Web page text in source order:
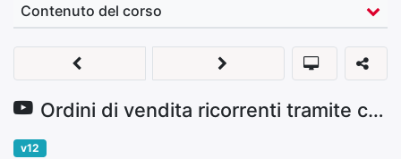
Contenuto del corso
Ordini di vendita ricorrenti tramite contratti
v12